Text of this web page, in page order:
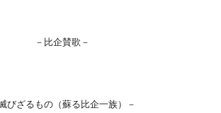
－比企賛歌－
びざるもの（蘇る比企一族）－